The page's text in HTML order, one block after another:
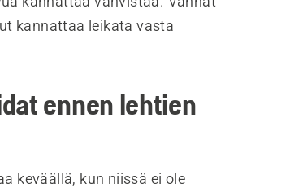
kannattaa leikata vasta
ennen lehtien
keväällä, kun niissä ei ole